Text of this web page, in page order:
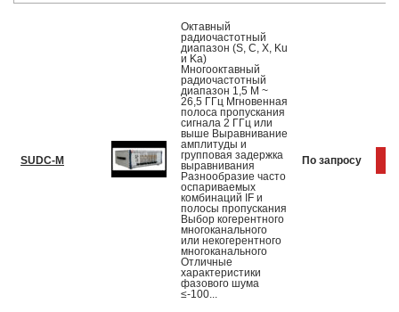
SUDC-M
Октавный
радиочастотный
диапазон (S, C, X, Ku
и Ka)
Многооктавный
радиочастотный
диапазон 1,5 М ~
26,5 ГГц Мгновенная
полоса пропускания
сигнала 2 ГГц или
выше Выравнивание
амплитуды и
групповая задержка
выравнивания
Разнообразие часто
оспариваемых
комбинаций IF и
полосы пропускания
Выбор когерентного
многоканального
или некогерентного
многоканального
Отличные
характеристики
фазового шума
≤-100...
По запросу